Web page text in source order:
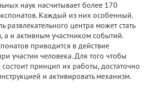
наук насчитывает более 170
Каждый из них особенный.
развлекательного центра может стать
а и активным участником событий.
приводится в действие
участии человека. Для того чтобы
принцип их работы, достаточно
и активировать механизм.